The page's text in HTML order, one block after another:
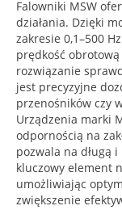
Falowniki MSW
działania. Dzięki
zakresie 0,1–500
prędkość
rozwiązanie
jest precyzyjne
przenośników czy
Urządzenia marki
odpornością na
pozwala na długą
kluczowy element
umożliwiając
zwiększenie